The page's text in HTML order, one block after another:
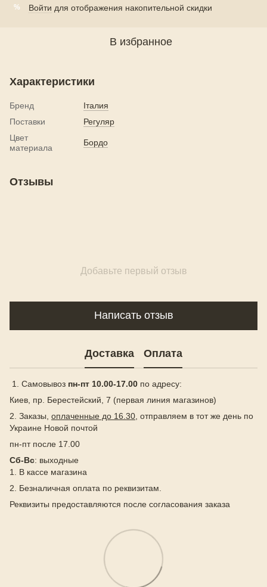
% Войти для отображения накопительной скидки
В избранное
Характеристики
Бренд
Італия
Поставки
Регуляр
Цвет
материала
Бордо
Отзывы
Добавьте первый отзыв
Написать отзыв
Доставка Оплата
1. Самовывоз пн-пт 10.00-17.00 по адресу:
Киев, пр. Берестейский, 7 (первая линия магазинов)
2. Заказы, оплаченные до 16.30 , отправляем в тот же день по
Украине Новой почтой
пн-пт после 17.00
Сб-Вс: выходные
1. В кассе магазина
2. Безналичная оплата по реквизитам.
Реквизиты предоставляются после согласования заказа